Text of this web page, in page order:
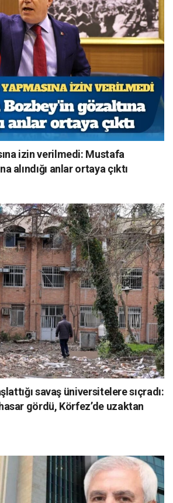
izin verilmedi: Mustafa
alındığı anlar ortaya çıktı
savaş üniversitelere sıçradı:
gördü, Körfez’de uzaktan